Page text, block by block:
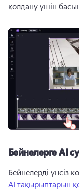
қолдану үшін
Бейнелерге AI
Бейнелерді үнсіз
AI тақырыптарын